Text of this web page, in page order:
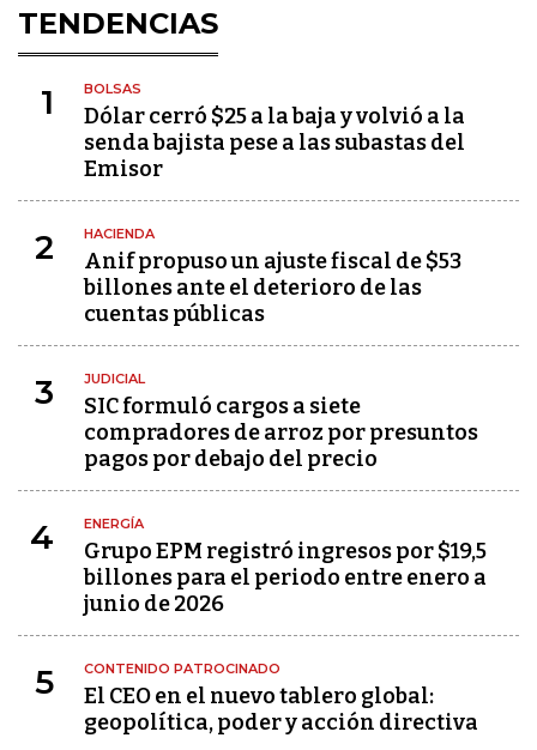
TENDENCIAS
1 BOLSAS
Dólar cerró $25 a la baja y volvió a la
senda bajista pese a las subastas del
Emisor
2 HACIENDA
Anif propuso un ajuste fiscal de $53
billones ante el deterioro de las
cuentas públicas
3 JUDICIAL
SIC formuló cargos a siete
compradores de arroz por presuntos
pagos por debajo del precio
4 ENERGÍA
Grupo EPM registró ingresos por $19,5
billones para el periodo entre enero a
junio de 2026
5 CONTENIDO PATROCINADO
El CEO en el nuevo tablero global:
geopolítica, poder y acción directiva